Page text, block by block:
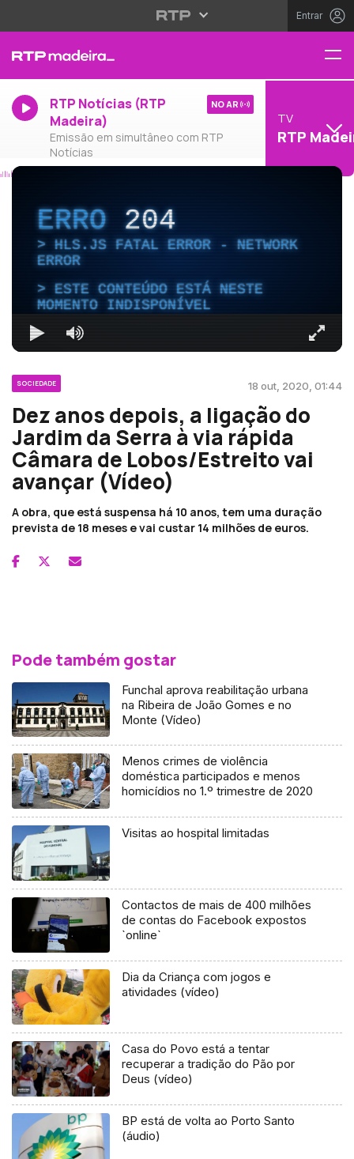
Entrar
RTP Notícias (RTP
Madeira)
Emissão em simultâneo com RTP
Notícias
NO AR
TV
RTP
ERRO204
HLS.JS FATAL ERROR - NETWORK
ERROR
ESTE CONTEÚDO ESTÁ NESTE
MOMENTO INDISPONÍVEL
SOCIEDADE 18 out, 2020, 01:44
Dez anos depois, a ligação do
Jardim da Serra à via rápida
Câmara de Lobos/Estreito vai
avançar (Vídeo)
A obra, que está suspensa há 10 anos, tem uma duração
prevista de 18 meses e vai custar 14 milhões de euros.
Pode também gostar
Funchal aprova reabilitação urbana
na Ribeira de João Gomes e no
Monte (Vídeo)
Menos crimes de violência
doméstica participados e menos
homicídios no 1.º trimestre de 2020
Visitas ao hospital limitadas
Contactos de mais de 400 milhões
de contas do Facebook expostos
`online`
Dia da Criança com jogos e
atividades (vídeo)
Casa do Povo está a tentar
recuperar a tradição do Pão por
Deus (vídeo)
BP está de volta ao Porto Santo
(áudio)